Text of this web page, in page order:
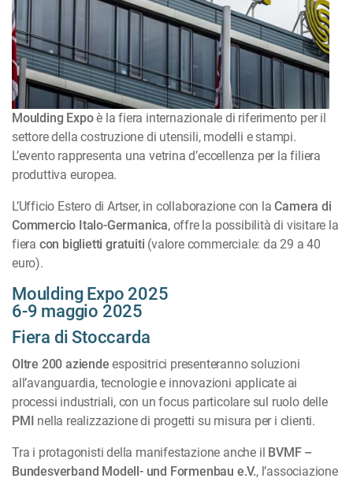
Moulding Expoè la fiera internazionale di riferimento per il
settore della costruzione di utensili, modelli e stampi.
L’evento rappresenta una vetrina d’eccellenza per la filiera
produttiva europea.
L’Ufficio Estero di Artser, in collaborazione con laCamera di
Commercio Italo-Germanica, offre la possibilità di visitare la
fiera con biglietti gratuiti (valore commerciale: da 29 a 40
euro).
Moulding Expo 2025
6-9 maggio 2025
Fiera di Stoccarda
Oltre 200 aziende espositrici presenteranno soluzioni
all’avanguardia, tecnologie e innovazioni applicate ai
processi industriali, con un focus particolare sul ruolo delle
PMI
nella realizzazione di progetti su misura per i clienti.
Tra i protagonisti della manifestazione anche il BVMF –
Bundesverband Modell- und Formenbau e.V., l’associazione